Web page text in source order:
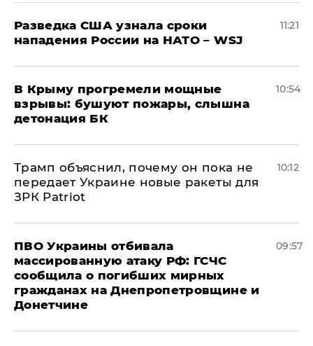
Разведка США узнала сроки
нападения России на НАТО – WSJ
11:21
В Крыму прогремели мощные
взрывы: бушуют пожары, слышна
детонация БК
10:54
Трамп объяснил, почему он пока не
передает Украине новые ракеты для
ЗРК Patriot
10:12
ПВО Украины отбивала
массированную атаку РФ: ГСЧС
сообщила о погибших мирных
гражданах на Днепропетровщине и
Донетчине
09:57